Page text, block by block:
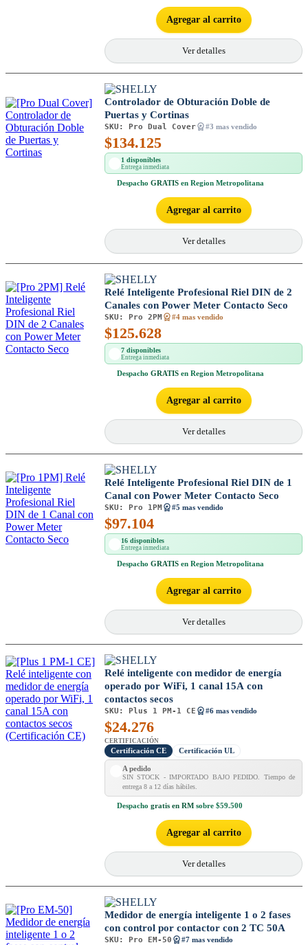
Agregar al carrito
Ver detalles
Controlador de Obturación Doble de
Puertas y Cortinas
SKU: Pro Dual Cover #3 mas vendido
$134.125
1 disponibles
Entrega inmediata
Despacho GRATIS en Region Metropolitana
Agregar al carrito
Ver detalles
Relé Inteligente Profesional Riel DIN de 2
Canales con Power Meter Contacto Seco
SKU: Pro 2PM #4 mas vendido
$125.628
7 disponibles
Entrega inmediata
Despacho GRATIS en Region Metropolitana
Agregar al carrito
Ver detalles
Relé Inteligente Profesional Riel DIN de 1
Canal con Power Meter Contacto Seco
SKU: Pro 1PM #5 mas vendido
$97.104
16 disponibles
Entrega inmediata
Despacho GRATIS en Region Metropolitana
Agregar al carrito
Ver detalles
Relé inteligente con medidor de energía
operado por WiFi, 1 canal 15A con
contactos secos
SKU: Plus 1 PM-1 CE #6 mas vendido
$24.276
CERTIFICACIÓN
Certificación CE Certificación UL
A pedido
SIN STOCK - IMPORTADO BAJO PEDIDO. Tiempo de
entrega 8 a 12 días hábiles.
Despacho gratis en RM sobre $59.500
Agregar al carrito
Ver detalles
Medidor de energía inteligente 1 o 2 fases
con control por contactor con 2 TC 50A
SKU: Pro EM-50 #7 mas vendido